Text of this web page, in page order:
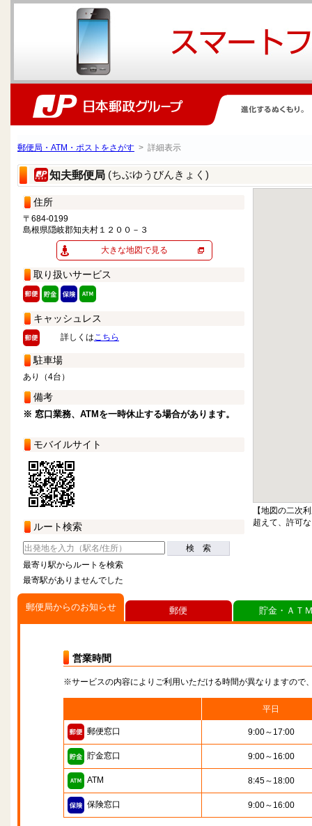
郵便局・ATM・ポストをさがす > 詳細表示
知夫郵便局 (ちぶゆうびんきょく)
住所
〒684-0199
島根県隠岐郡知夫村１２００－３
大きな地図で見る
取り扱いサービス
キャッシュレス
詳しくはこちら
駐車場
あり（4台）
備考
※ 窓口業務、ATMを一時休止する場合があります。
モバイルサイト
ルート検索
検 索
最寄り駅からルートを検索
最寄駅がありませんでした
【地図の二次
超えて、許可
郵便局からのお知らせ
営業時間
※サービスの内容によりご利用いただける時間が異なりますので
平日
郵便窓口 9:00～17:00
貯金窓口 9:00～16:00
ATM 8:45～18:00
保険窓口 9:00～16:00
郵便 貯金・ＡＴ